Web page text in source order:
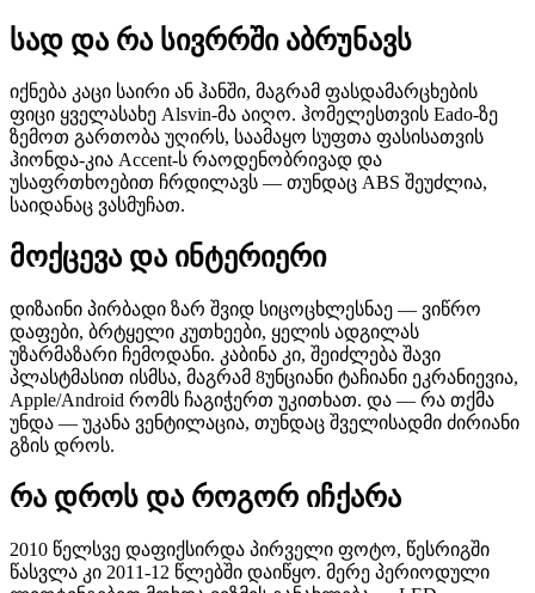
სად და რა სივრრში აბრუნავს
იქნება კაცი საირი ან ჰანში, მაგრამ ფასდამარცხების
ფიცი ყველასახე Alsvin-მა აიღო. ჰომელესთვის Eado-ზე
ზემოთ გართობა უღირს, საამაყო სუფთა ფასისათვის
ჰიონდა-კია Accent-ს რაოდენობრივად და
უსაფრთხოებით ჩრდილავს — თუნდაც ABS შეუძლია,
საიდანაც ვასმუჩათ.
მოქცევა და ინტერიერი
დიზაინი პირბადი ზარ შვიდ სიცოცხლესნაე — ვიწრო
დაფები, ბრტყელი კუთხეები, ყელის ადგილას
უზარმაზარი ჩემოდანი. კაბინა კი, შეიძლება შავი
პლასტმასით ისმსა, მაგრამ 8უნციანი ტაჩიანი ეკრანიევია,
Apple/Android რომს ჩაგიჭერთ უკითხათ. და — რა თქმა
უნდა — უკანა ვენტილაცია, თუნდაც შველისადმი ძირიანი
გზის დროს.
რა დროს და როგორ იჩქარა
2010 წელსვე დაფიქსირდა პირველი ფოტო, წესრიგში
წასვლა კი 2011-12 წლებში დაიწყო. მერე პერიოდული